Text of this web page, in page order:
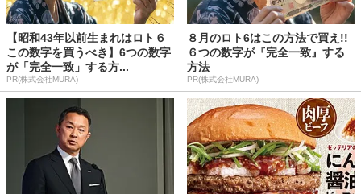
【昭和43年以前生まれはロト６
この数字を買うべき】6つの数字
が「完全一致」する方...
PR(株式会社MURA)
８月のロト6はこの方法で買え!!
６つの数字が『完全一致』する
方法
PR(株式会社MURA)